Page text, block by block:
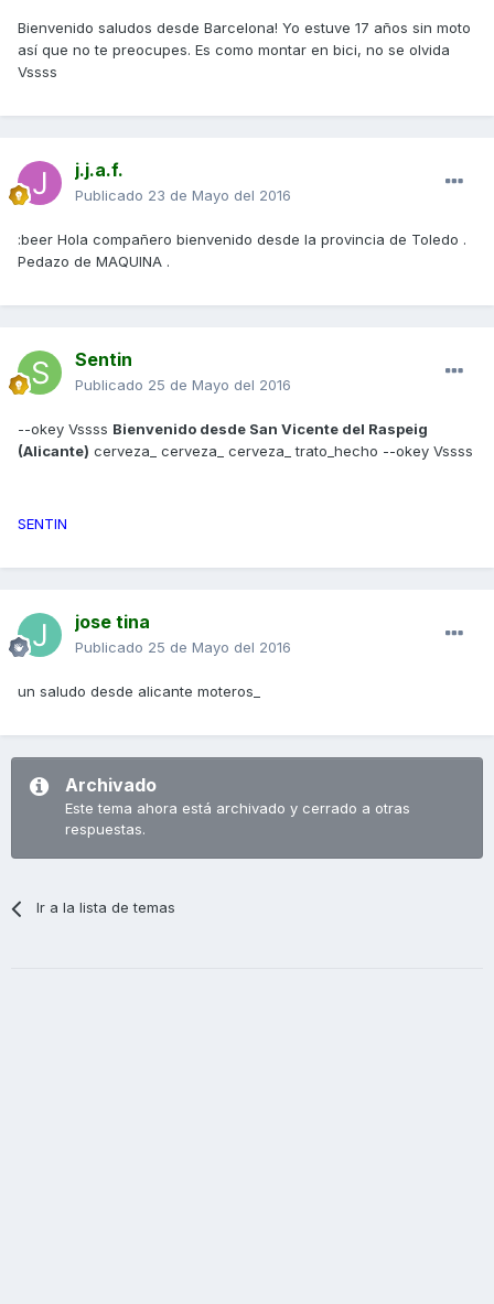
Bienvenido saludos desde Barcelona! Yo estuve 17 años sin moto
así que no te preocupes. Es como montar en bici, no se olvida
Vssss
j.j.a.f.
Publicado 23 de Mayo del 2016
:beer Hola compañero bienvenido desde la provincia de Toledo .
Pedazo de MAQUINA .
Sentin
Publicado 25 de Mayo del 2016
--okey Vssss Bienvenido desde San Vicente del Raspeig
(Alicante) cerveza_ cerveza_ cerveza_ trato_hecho --okey Vssss
SENTIN
jose tina
Publicado 25 de Mayo del 2016
un saludo desde alicante moteros_
Archivado
Este tema ahora está archivado y cerrado a otras
respuestas.
Ir a la lista de temas